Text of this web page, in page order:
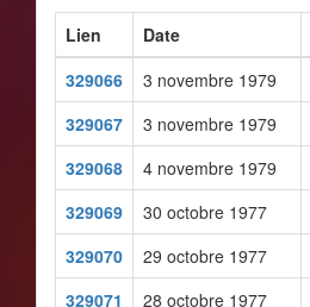
Lien Date
329066
3 novembre 1979
329067
3 novembre 1979
329068
4 novembre 1979
329069
30 octobre 1977
329070
29 octobre 1977
329071
28 octobre 1977